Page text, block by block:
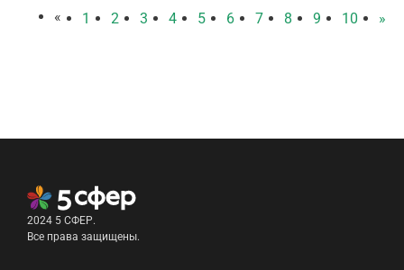
« 1 2 3 4 5 6 7 8 9 10 »
2024 5 СФЕР.
Все права защищены.